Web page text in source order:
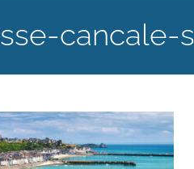
cancale-